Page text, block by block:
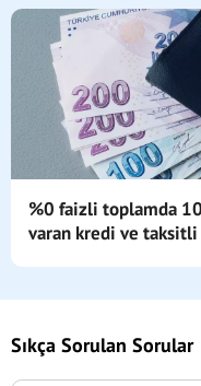
%0 faizli toplamda
varan kredi ve taksitli
Sıkça Sorulan Sorular